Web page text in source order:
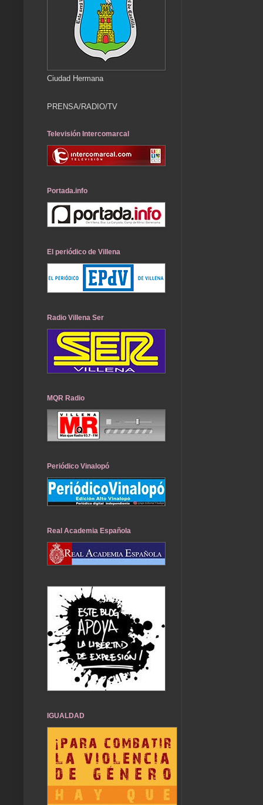
Ciudad Hermana
PRENSA/RADIO/TV
Televisión Intercomarcal
Portada.info
El periódico de Villena
Radio Villena Ser
MQR Radio
Periódico Vinalopó
Real Academia Española
IGUALDAD